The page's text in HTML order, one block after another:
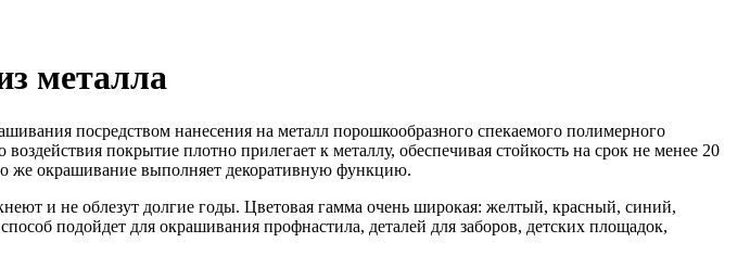
металла
посредством нанесения на металл порошкообразного спекаемого полимерного
покрытие плотно прилегает к металлу, обеспечивая стойкость на срок не менее 20
же окрашивание выполняет декоративную функцию.
и не облезут долгие годы. Цветовая гамма очень широкая: желтый, красный, синий,
подойдет для окрашивания профнастила, деталей для заборов, детских площадок,